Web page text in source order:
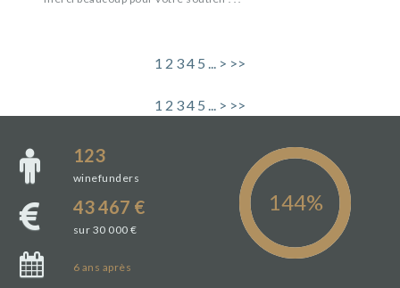
1 2 34 5 > >>
1 2 34 5 > >>
123
winefunders
43 467 €
sur 30 000 €
6 ans après